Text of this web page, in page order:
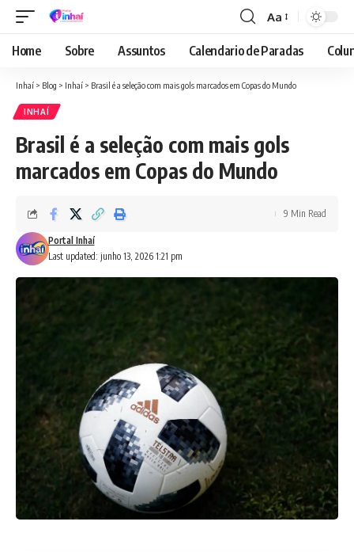
Font
Resizer
Aa
Home Sobre Assuntos Calendario de Paradas
Inhaí > Blog > Inhaí > Brasil é a seleção com mais gols marcados em Copas do Mundo
INHAÍ
Brasil é a seleção com mais gols
marcados em Copas do Mundo
Last updated: junho 13, 2026 1:21 pm
Portal Inhaí
9 Min Read